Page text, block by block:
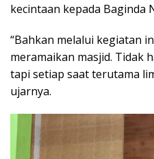
kecintaan kepada Baginda
“Bahkan melalui kegiatan
meramaikan masjid. Tidak
tapi setiap saat terutama
ujarnya.